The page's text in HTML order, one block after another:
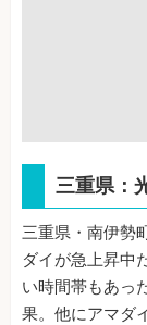
三重県：
三重県・南伊勢
ダイが急上昇中
い時間帯もあっ
果。他にアマダ